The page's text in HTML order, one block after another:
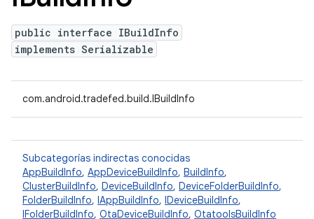
public interface IBuildInfo
implements Serializable
com.android.tradefed.build.IBuildInfo
Subcategorías indirectas conocidas
AppBuildInfo, AppDeviceBuildInfo, BuildInfo,
ClusterBuildInfo, DeviceBuildInfo, DeviceFolderBuildInfo,
FolderBuildInfo, IAppBuildInfo, IDeviceBuildInfo,
IFolderBuildInfo, OtaDeviceBuildInfo, OtatoolsBuildInfo